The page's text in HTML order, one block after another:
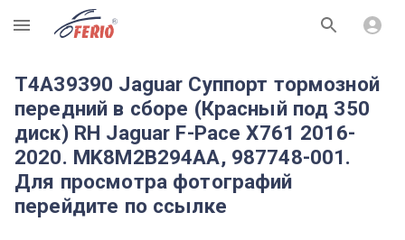
R
T4A39390 Jaguar Суппорт тормозной
передний в сборе (Красный под 350
диск) RH Jaguar F-Pace X761 2016-
2020. MK8M2B294AA, 987748-001.
Для просмотра фотографий
перейдите по ссылке